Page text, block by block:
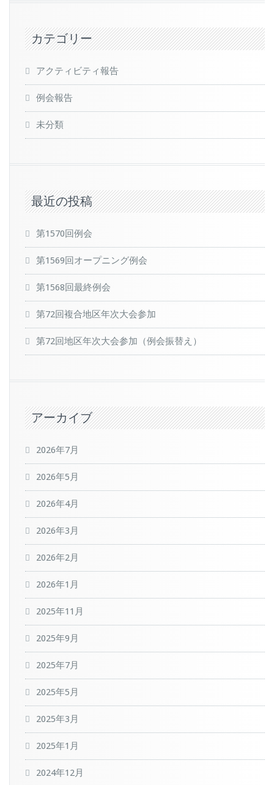
カテゴリー
アクティビティ報告
例会報告
未分類
最近の投稿
第1570回例会
第1569回オープニング例会
第1568回最終例会
第72回複合地区年次大会参加
第72回地区年次大会参加（例会振替え）
アーカイブ
2026年7月
2026年5月
2026年4月
2026年3月
2026年2月
2026年1月
2025年11月
2025年9月
2025年7月
2025年5月
2025年3月
2025年1月
2024年12月